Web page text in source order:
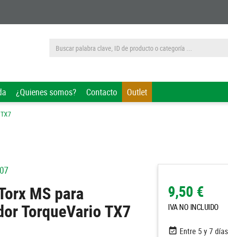
¿Quienes somos? Contacto Outlet
MS para
TorqueVario TX7
9,50 €
IVA NO INCLUIDO
Entre 5 y 7 días